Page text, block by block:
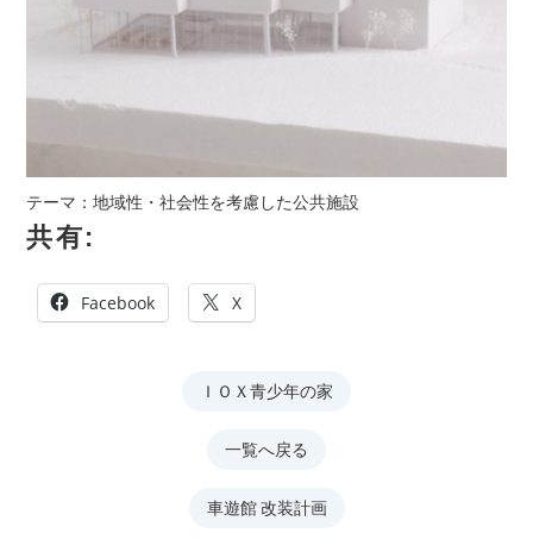
テーマ：地域性・社会性を考慮した公共施設
共有:
Facebook X
ＩＯＸ青少年の家
一覧へ戻る
車遊館 改装計画